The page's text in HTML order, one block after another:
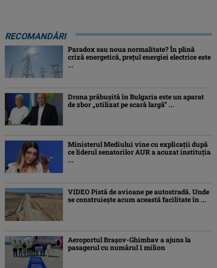
RECOMANDĂRI
Paradox sau noua normalitate? În plină
criză energetică, prețul energiei electrice este
...
Drona prăbuşită în Bulgaria este un aparat
de zbor „utilizat pe scară largă” ...
Ministerul Mediului vine cu explicații după
ce liderul senatorilor AUR a acuzat instituția
...
VIDEO Pistă de avioane pe autostradă. Unde
se construiește acum această facilitate în ...
Aeroportul Brașov-Ghimbav a ajuns la
pasagerul cu numărul 1 milion